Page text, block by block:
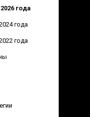
года
года
года